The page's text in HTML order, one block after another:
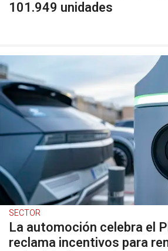
101.949 unidades
SECTOR
La automoción celebra el
reclama incentivos para